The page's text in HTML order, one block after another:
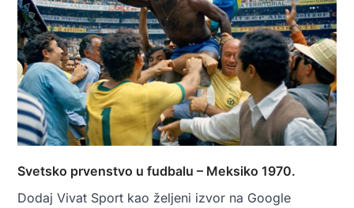
Svetsko prvenstvo u fudbalu – Meksiko 1970.
Dodaj Vivat Sport kao željeni izvor na Google